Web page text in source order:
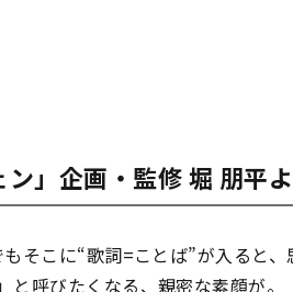
ン」企画・監修 堀 朋平
そこに“歌詞=ことば”が入ると
呼びたくなる、親密な素顔が。